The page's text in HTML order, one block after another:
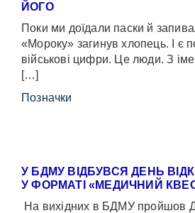
ЙОГО
Поки ми доїдали паски й
«Мороку» загинув хлопець. І є
військові цифри. Це люди. З
[…]
Позначки
У БДМУ ВІДБУВСЯ ДЕНЬ
У ФОРМАТІ «МЕДИЧНИЙ
На вихідних в БДМУ пройшов